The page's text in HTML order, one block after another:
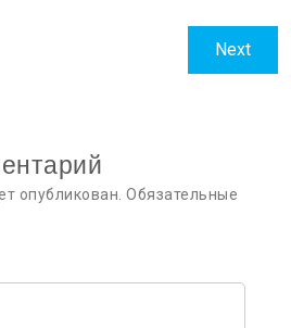
NextNext
post:
опубликован. Обязательные